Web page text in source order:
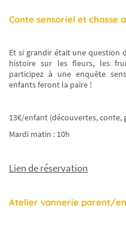
Conte sensoriel et chasse
Et si grandir était une question
histoire sur les fleurs, les
participez à une enquête
enfants feront la paire !
13€/enfant (découvertes, conte,
Mardi matin : 10h
Lien de réservation
Atelier vannerie parent/